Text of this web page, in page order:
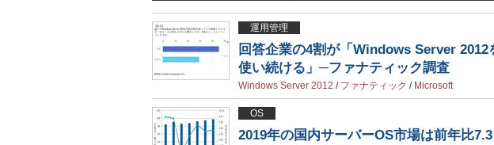
運用管理
回答企業の4割が「Windows Server 2012
使い続ける」─ファナティック調査
Windows Server 2012 / ファナティック / Microsoft
OS
2019年の国内サーバーOS市場は前年比